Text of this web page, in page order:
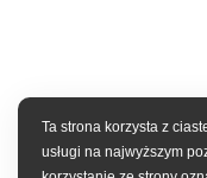
Ta strona korzysta z
usługi na najwyższym